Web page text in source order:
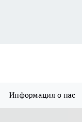
Информация о нас